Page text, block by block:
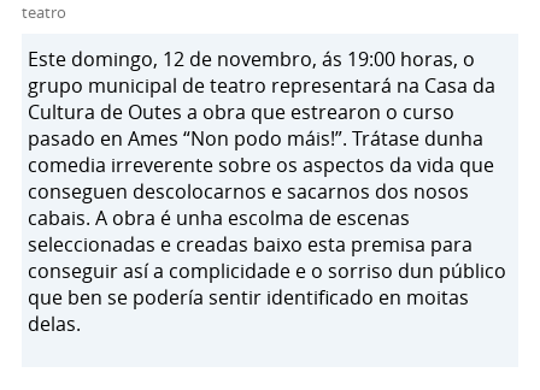
teatro
Este domingo, 12 de novembro, ás 19:00 horas, o
grupo municipal de teatro representará na Casa da
Cultura de Outes a obra que estrearon o curso
pasado en Ames “Non podo máis!”. Trátase dunha
comedia irreverente sobre os aspectos da vida que
conseguen descolocarnos e sacarnos dos nosos
cabais. A obra é unha escolma de escenas
seleccionadas e creadas baixo esta premisa para
conseguir así a complicidade e o sorriso dun público
que ben se podería sentir identificado en moitas
delas.